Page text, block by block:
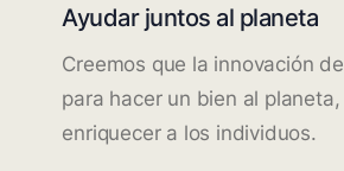
Ayudar juntos al planeta
Creemos que la innovación
para hacer un bien al
enriquecer a los individuos.